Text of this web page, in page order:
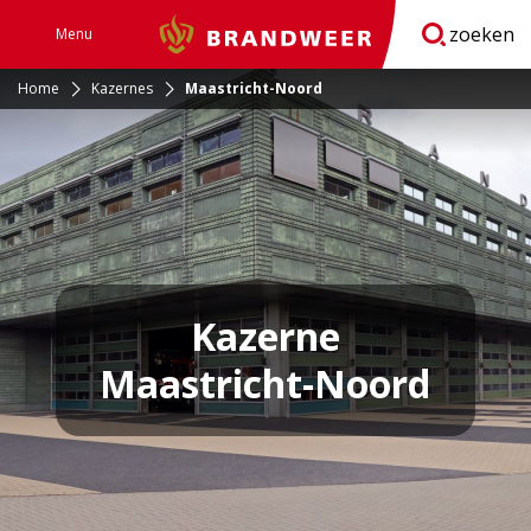
Menu Brandweer zoeken
Home Kazernes Maastricht-Noord
Kazerne
Maastricht-Noord